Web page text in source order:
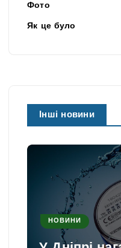
Фото
Як це було
Інші новини
НОВИНИ